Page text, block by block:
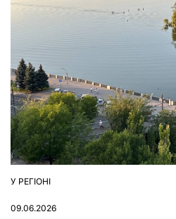
ОПУБЛІКУВАТИ
У РЕГІОНІ
09.06.2026